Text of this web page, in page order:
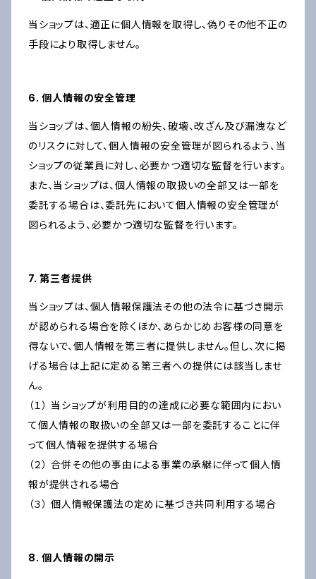
当ショップは、適正に個人情報を取得し、偽りその他不正の
手段により取得しません。
6. 個人情報の安全管理
当ショップは、個人情報の紛失、破壊、改ざん及び漏洩など
のリスクに対して、個人情報の安全管理が図られるよう、当
ショップの従業員に対し、必要かつ適切な監督を行います。
また、当ショップは、個人情報の取扱いの全部又は一部を
委託する場合は、委託先において個人情報の安全管理が
図られるよう、必要かつ適切な監督を行います。
7. 第三者提供
当ショップは、個人情報保護法その他の法令に基づき開示
が認められる場合を除くほか、あらかじめお客様の同意を
得ないで、個人情報を第三者に提供しません。但し、次に掲
げる場合は上記に定める第三者への提供には該当しませ
ん。
（１） 当ショップが利用目的の達成に必要な範囲内におい
て個人情報の取扱いの全部又は一部を委託することに伴
って個人情報を提供する場合
（２） 合併その他の事由による事業の承継に伴って個人情
報が提供される場合
（３） 個人情報保護法の定めに基づき共同利用する場合
8. 個人情報の開示